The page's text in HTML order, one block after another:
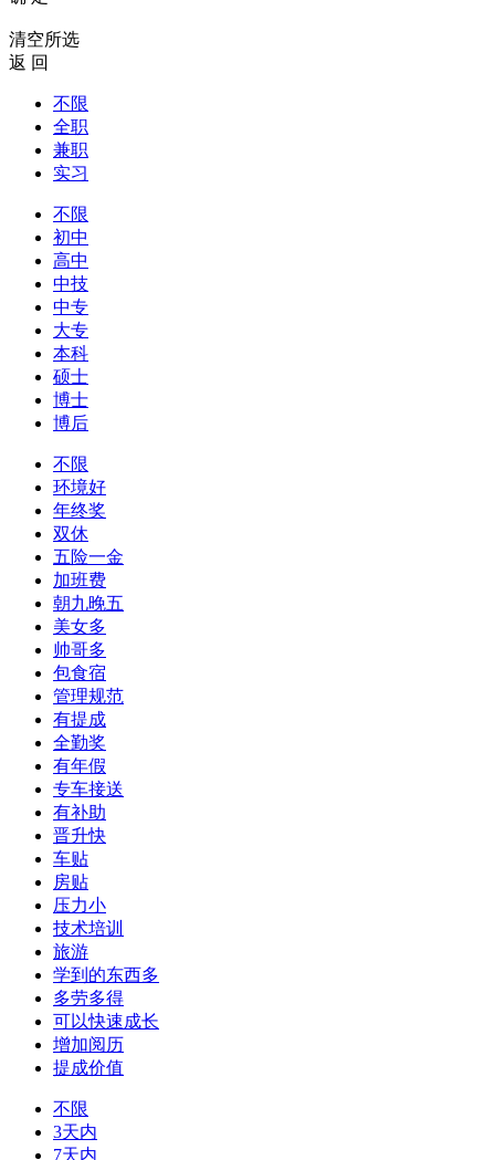
清空所选
返 回
不限
全职
兼职
实习
不限
初中
高中
中技
中专
大专
本科
硕士
博士
博后
不限
环境好
年终奖
双休
五险一金
加班费
朝九晚五
美女多
帅哥多
包食宿
管理规范
有提成
全勤奖
有年假
专车接送
有补助
晋升快
车贴
房贴
压力小
技术培训
旅游
学到的东西多
多劳多得
可以快速成长
增加阅历
提成价值
不限
3天内
7天内